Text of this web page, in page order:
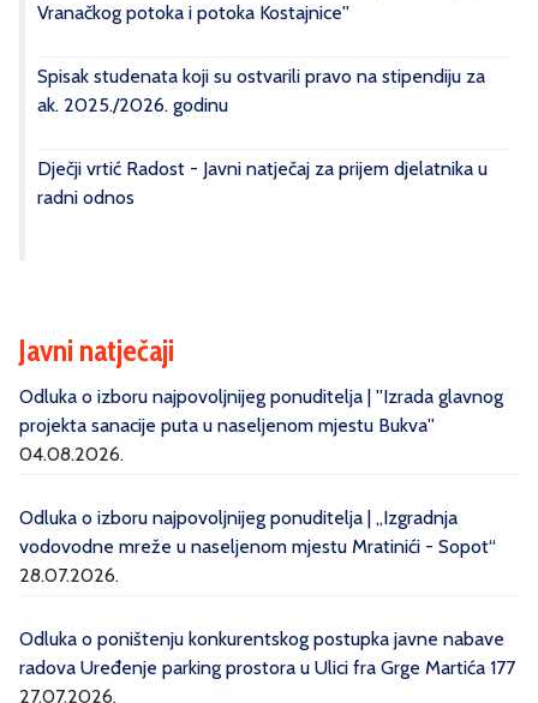
Vranačkog potoka i potoka Kostajnice''
Spisak studenata koji su ostvarili pravo na stipendiju za
ak. 2025./2026. godinu
Dječji vrtić Radost - Javni natječaj za prijem djelatnika u
radni odnos
Javni natječaji
Odluka o izboru najpovoljnijeg ponuditelja | ''Izrada glavnog
projekta sanacije puta u naseljenom mjestu Bukva''
04.08.2026.
Odluka o izboru najpovoljnijeg ponuditelja | „Izgradnja
vodovodne mreže u naseljenom mjestu Mratinići - Sopot“
28.07.2026.
Odluka o poništenju konkurentskog postupka javne nabave
radova Uređenje parking prostora u Ulici fra Grge Martića 177
27.07.2026.